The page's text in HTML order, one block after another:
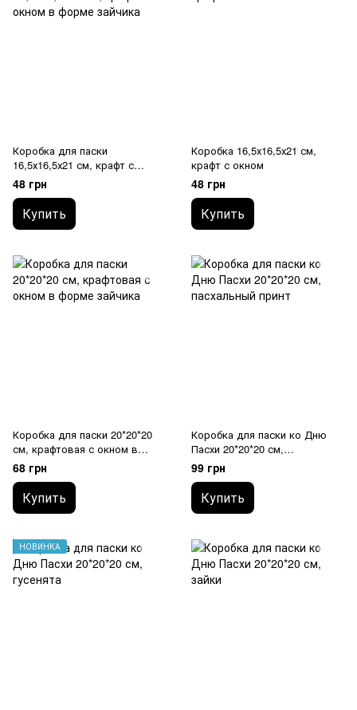
Коробка для паски
16,5х16,5х21 см, крафт с
окном в форме зайчика
48 грн
Купить
Коробка 16,5х16,5х21 см,
крафт с окном
48 грн
Купить
Коробка для паски 20*20*20
см, крафтовая с окном в
форме зайчика
68 грн
Купить
Коробка для паски ко Дню
Пасхи 20*20*20 см,
пасхальный принт
99 грн
Купить
НОВИНКА